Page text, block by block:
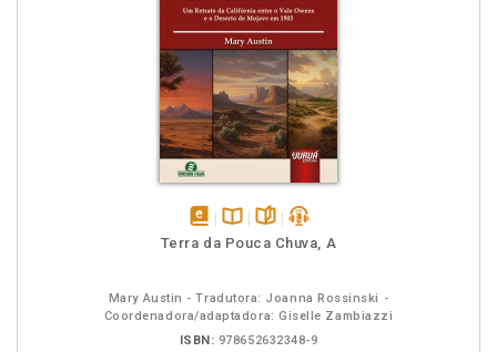
disponívelDisponível
páginaspodcast
Terra da Pouca Chuva, A
Mary Austin - Tradutora: Joanna Rossinski -
Coordenadora/adaptadora: Giselle Zambiazzi
ISBN: 978652632348-9